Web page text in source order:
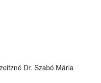
Dr. Szabó Mária